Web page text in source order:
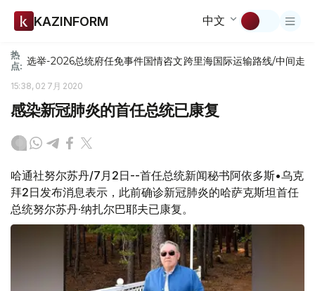
KAZINFORM 中文
热
点: 选举-2026总统府任免事件国情咨文跨里海国际运输路线/中间走廊
15:38, 02 7月 2020
感染新冠肺炎的首任总统已康复
哈通社努尔苏丹/7月2日--首任总统新闻秘书阿依多斯•乌克
拜2日发布消息表示，此前确诊新冠肺炎的哈萨克斯坦首任
总统努尔苏丹·纳扎尔巴耶夫已康复。